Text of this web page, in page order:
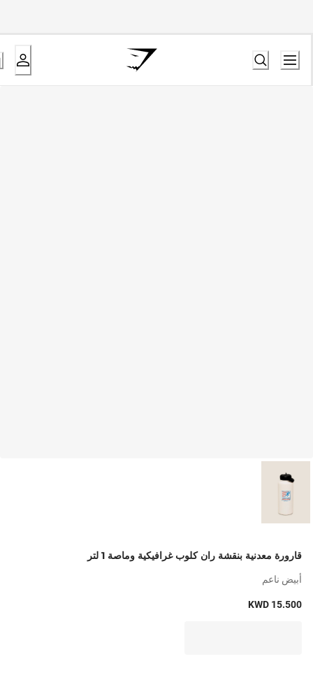
قارورة معدنية بنقشة ران كلوب غرافيكية وماصة 1 لتر
أبيض ناعم
KWD 15.500